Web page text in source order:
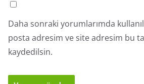
Daha sonraki yorumlarımda
posta adresim ve site adresim bu
kaydedilsin.